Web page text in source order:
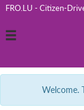
FRO.LU - Citizen-
Toggle
Welcome.